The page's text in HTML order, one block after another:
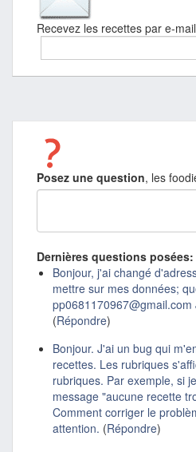
Recevez les recettes par e-
Posez une question, les
Dernières questions posées:
Bonjour, j'ai changé
mettre sur mes données;
(Répondre)
Bonjour. J'ai un bug qui
recettes. Les rubriques
rubriques. Par exemple, si
message "aucune recette
Comment corriger le
attention. (Répondre)